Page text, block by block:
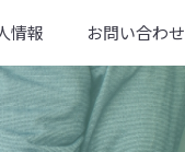
情報 お問い合わせ